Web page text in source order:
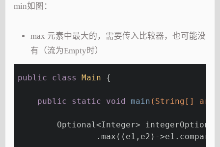
min如图：
max 元素中最大的，需要传入比较器，也可能没
有（流为Empty时）
public class Main {
public static void main (String[]
Optional<Integer>
.max((e1,e2)-